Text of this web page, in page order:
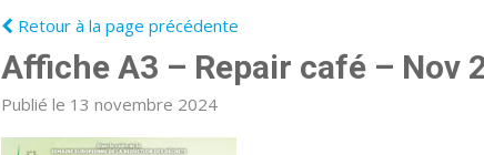
Retour à la page précédente
Affiche A3 – Repair café – Nov
Publié le 13 novembre 2024